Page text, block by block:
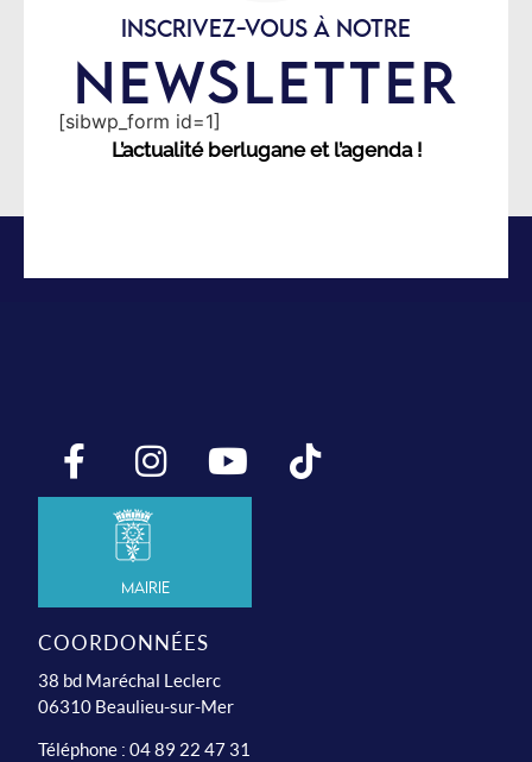
INSCRIVEZ-VOUS À NOTRE
NEWSLETTER
[sibwp_form id=1]
L’actualité berlugane et l’agenda !
Mairie
COORDONNÉES
38 bd Maréchal Leclerc
06310 Beaulieu-sur-Mer
Téléphone : 04 89 22 47 31